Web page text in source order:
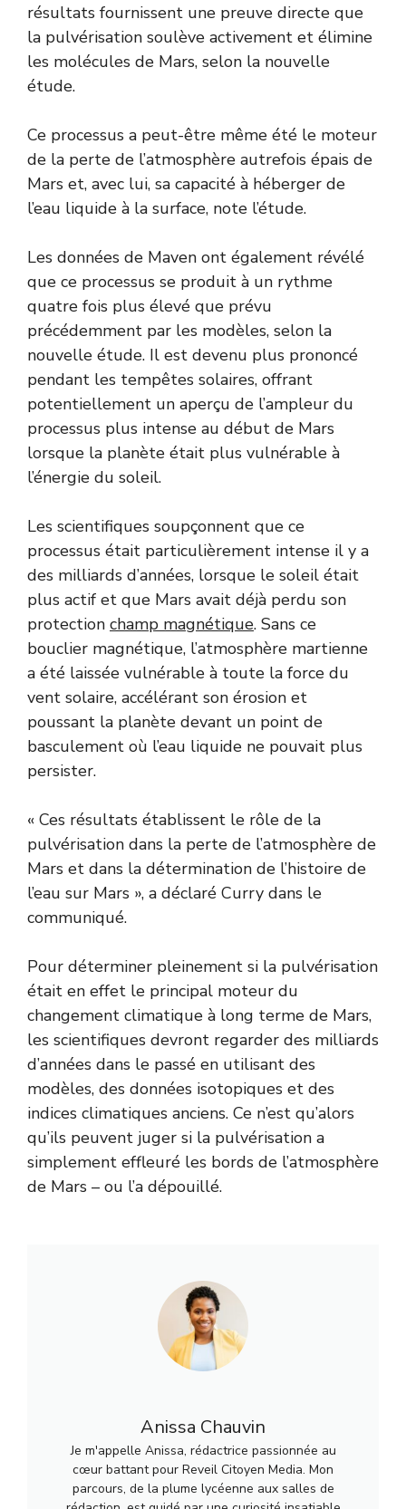
résultats fournissent une preuve directe que
la pulvérisation soulève activement et élimine
les molécules de Mars, selon la nouvelle
étude.
Ce processus a peut-être même été le moteur
de la perte de l’atmosphère autrefois épais de
Mars et, avec lui, sa capacité à héberger de
l’eau liquide à la surface, note l’étude.
Les données de Maven ont également révélé
que ce processus se produit à un rythme
quatre fois plus élevé que prévu
précédemment par les modèles, selon la
nouvelle étude. Il est devenu plus prononcé
pendant les tempêtes solaires, offrant
potentiellement un aperçu de l’ampleur du
processus plus intense au début de Mars
lorsque la planète était plus vulnérable à
l’énergie du soleil.
Les scientifiques soupçonnent que ce
processus était particulièrement intense il y a
des milliards d’années, lorsque le soleil était
plus actif et que Mars avait déjà perdu son
protection champ magnétique. Sans ce
bouclier magnétique, l’atmosphère martienne
a été laissée vulnérable à toute la force du
vent solaire, accélérant son érosion et
poussant la planète devant un point de
basculement où l’eau liquide ne pouvait plus
persister.
« Ces résultats établissent le rôle de la
pulvérisation dans la perte de l’atmosphère de
Mars et dans la détermination de l’histoire de
l’eau sur Mars », a déclaré Curry dans le
communiqué.
Pour déterminer pleinement si la pulvérisation
était en effet le principal moteur du
changement climatique à long terme de Mars,
les scientifiques devront regarder des milliards
d’années dans le passé en utilisant des
modèles, des données isotopiques et des
indices climatiques anciens. Ce n’est qu’alors
qu’ils peuvent juger si la pulvérisation a
simplement effleuré les bords de l’atmosphère
de Mars – ou l’a dépouillé.
Anissa Chauvin
Je m'appelle Anissa, rédactrice passionnée au
cœur battant pour Reveil Citoyen Media. Mon
parcours, de la plume lycéenne aux salles de